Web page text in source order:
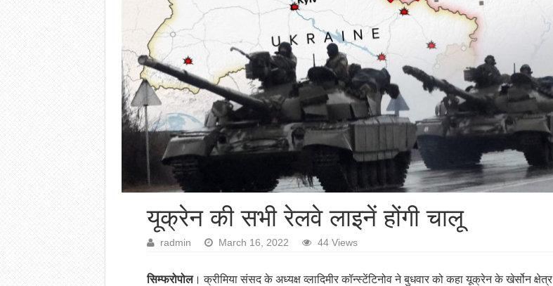
यूक्रेन की सभी रेलवे लाइनें होंगी चालू
radmin March 16, 2022 44 Views
सिम्फरोपोल। क्रीमिया संसद के अध्यक्ष व्लादिमीर कॉन्स्टेंटिनोव ने बुधवार को कहा यूक्रेन के खेर्सोन क्षेत्र